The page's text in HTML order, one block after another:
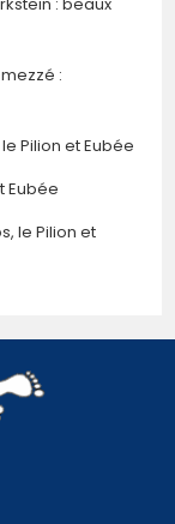
:
Pilion et Eubée
Eubée
le Pilion et